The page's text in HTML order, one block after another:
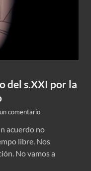
del s.XXI por la
comentario
acuerdo no
libre. Nos
No vamos a